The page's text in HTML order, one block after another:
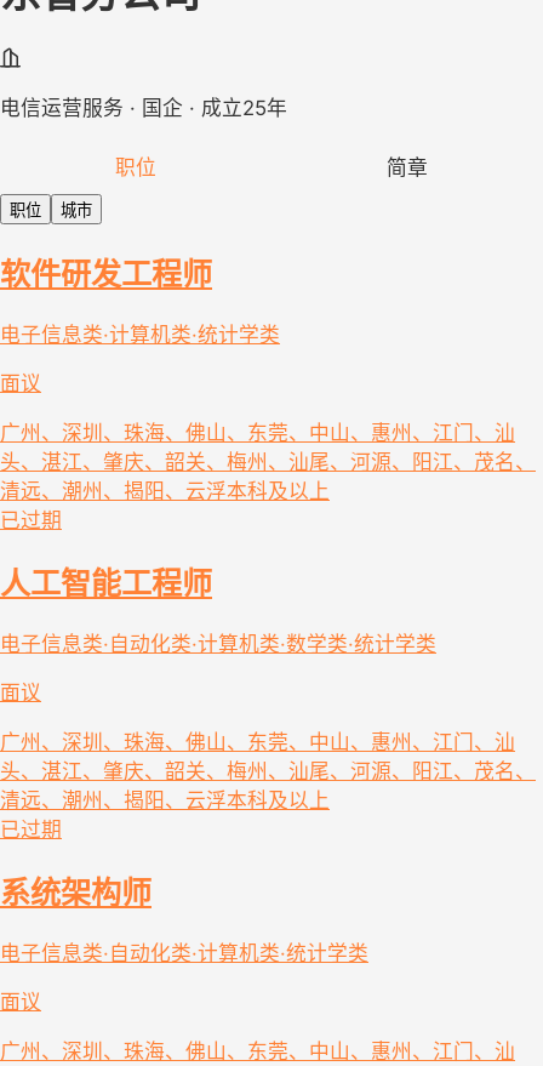
电信运营服务 · 国企 · 成立25年
职位 简章
职位 城市
软件研发工程师
电子信息类·计算机类·统计学类
面议
广州、深圳、珠海、佛山、东莞、中山、惠州、江门、汕
头、湛江、肇庆、韶关、梅州、汕尾、河源、阳江、茂名、
清远、潮州、揭阳、云浮本科及以上
已过期
人工智能工程师
电子信息类·自动化类·计算机类·数学类·统计学类
面议
广州、深圳、珠海、佛山、东莞、中山、惠州、江门、汕
头、湛江、肇庆、韶关、梅州、汕尾、河源、阳江、茂名、
清远、潮州、揭阳、云浮本科及以上
已过期
系统架构师
电子信息类·自动化类·计算机类·统计学类
面议
广州、深圳、珠海、佛山、东莞、中山、惠州、江门、汕